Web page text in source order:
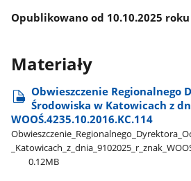
Opublikowano od 10.10.2025
Materiały
Obwieszczenie Regionalnego
Środowiska w Katowicach z
WOOŚ.4235.10.2016.KC.114
0.12MB